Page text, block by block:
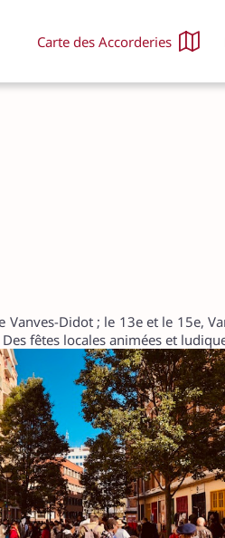
Carte des Accorderies
Vanves-Didot ; le 13e et le 15e,
Des fêtes locales animées et